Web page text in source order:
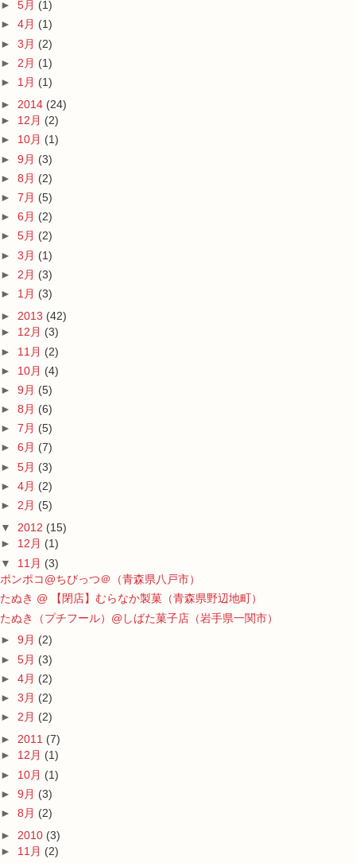
► 5月 (1)
► 4月 (1)
► 3月 (2)
► 2月 (1)
► 1月 (1)
► 2014 (24)
► 12月 (2)
► 10月 (1)
► 9月 (3)
► 8月 (2)
► 7月 (5)
► 6月 (2)
► 5月 (2)
► 3月 (1)
► 2月 (3)
► 1月 (3)
► 2013 (42)
► 12月 (3)
► 11月 (2)
► 10月 (4)
► 9月 (5)
► 8月 (6)
► 7月 (5)
► 6月 (7)
► 5月 (3)
► 4月 (2)
► 2月 (5)
▼ 2012 (15)
► 12月 (1)
▼ 11月 (3)
ポンポコ@ちびっつ＠（青森県八戸市）
たぬき @ 【閉店】むらなか製菓（青森県野辺地町）
たぬき（プチフール）@しばた菓子店（岩手県一関市）
► 9月 (2)
► 5月 (3)
► 4月 (2)
► 3月 (2)
► 2月 (2)
► 2011 (7)
► 12月 (1)
► 10月 (1)
► 9月 (3)
► 8月 (2)
► 2010 (3)
► 11月 (2)